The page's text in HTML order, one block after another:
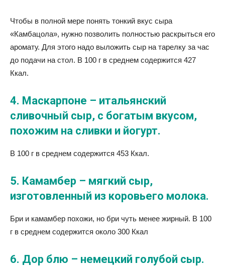
Чтобы в полной мере понять тонкий вкус сыра
«Камбацола», нужно позволить полностью раскрыться его
аромату. Для этого надо выложить сыр на тарелку за час
до подачи на стол. В 100 г в среднем содержится 427
Ккал.
4. Маскарпоне – итальянский
сливочный сыр, с богатым вкусом,
похожим на сливки и йогурт.
В 100 г в среднем содержится 453 Ккал.
5. Камамбер – мягкий сыр,
изготовленный из коровьего молока.
Бри и камамбер похожи, но бри чуть менее жирный. В 100
г в среднем содержится около 300 Ккал
6. Дор блю – немецкий голубой сыр.